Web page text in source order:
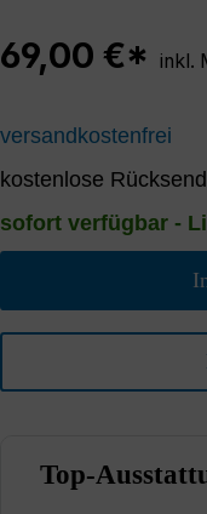
69,00 €* inkl.
versandkostenfrei
kostenlose
sofort verfügbar -
Top-